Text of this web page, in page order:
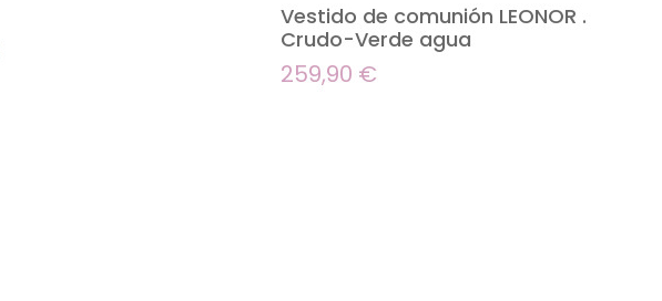
Vestido de comunión LEONOR .
Crudo-Verde agua
259,90 €